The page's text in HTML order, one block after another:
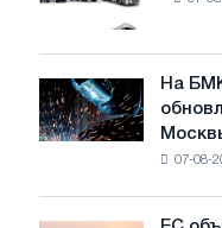
целей
обезуглероживания
новых
грузовиков
в
июле
На
БМК
произвели
На
07-08-